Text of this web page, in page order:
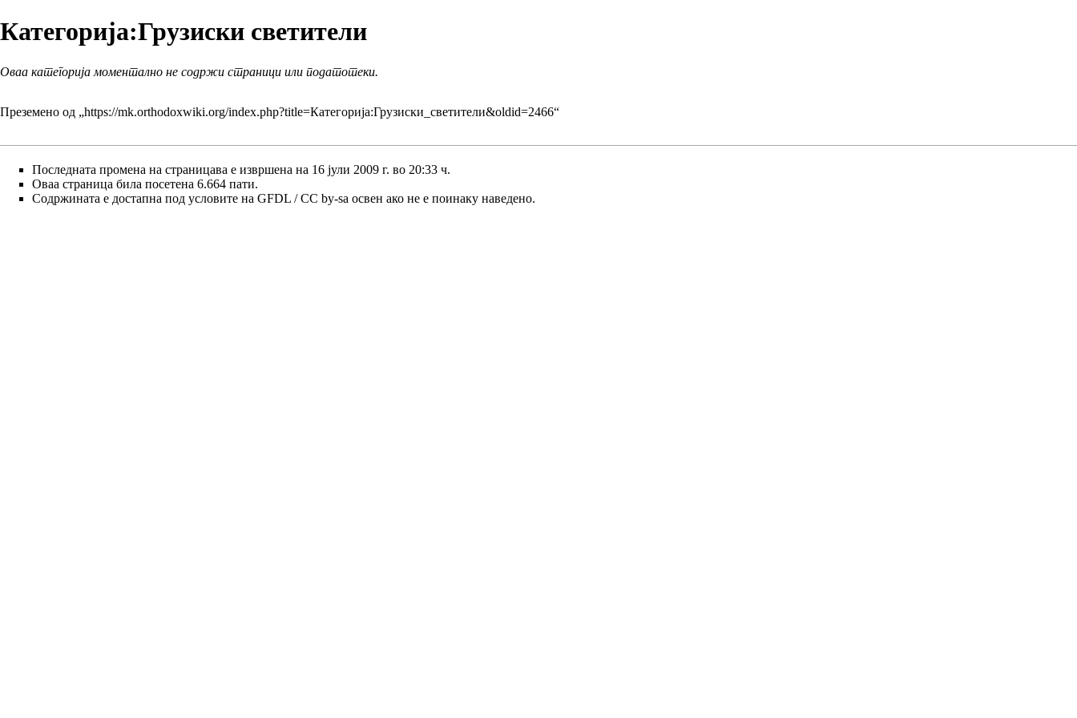
Категорија:Грузиски светители
Оваа категорија моментално не содржи страници или податотеки.
Преземено од „https://mk.orthodoxwiki.org/index.php?title=Категорија:Грузиски_светители&oldid=2466“
Последната промена на страницава е извршена на 16 јули 2009 г. во 20:33 ч.
Оваа страница била посетена 6.664 пати.
Содржината е достапна под условите на GFDL / CC by-sa освен ако не е поинаку наведено.